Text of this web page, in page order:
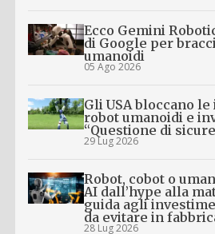
Ecco Gemini
di Google per
umanoidi
05 Ago 2026
Gli USA bloccano
robot umanoidi e
“Questione di
29 Lug 2026
Robot, cobot o
AI dall’hype alla
guida agli
da evitare in
28 Lug 2026